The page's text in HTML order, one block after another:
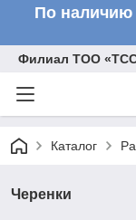
По наличию
Филиал ТОО
Каталог
Черенки